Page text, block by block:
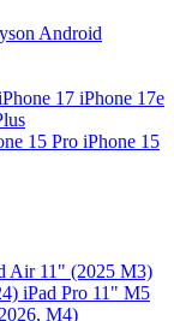
Android
17 iPhone 17e
15 Pro iPhone 15
Air 11" (2025 M3)
iPad Pro 11" M5
M4)